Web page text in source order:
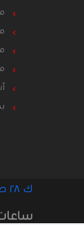
ك ٢٨ طريق مصر اسكندرية - مبني شوري بجوار بنزينة أدنوك